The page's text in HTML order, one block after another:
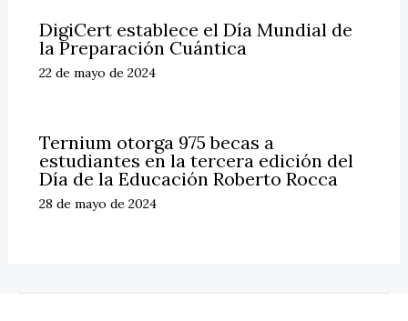
DigiCert establece el Día Mundial de
la Preparación Cuántica
22 de mayo de 2024
Ternium otorga 975 becas a
estudiantes en la tercera edición del
Día de la Educación Roberto Rocca
28 de mayo de 2024